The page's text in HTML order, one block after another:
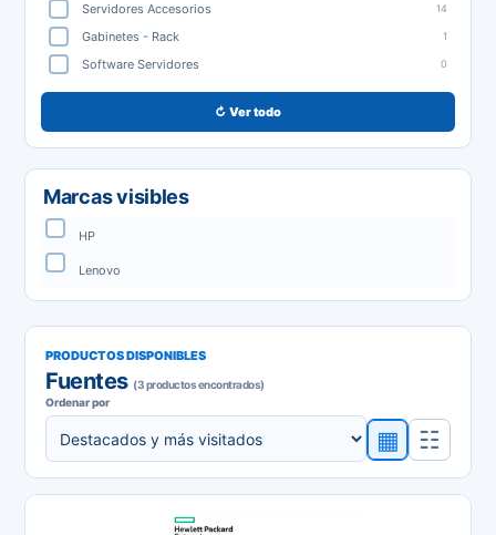
Servidores Accesorios 14
Gabinetes - Rack 1
Software Servidores 0
↻ Ver todo
Marcas visibles
HP
Lenovo
PRODUCTOS DISPONIBLES
Fuentes (3 productos encontrados)
Ordenar por
▦ ☷